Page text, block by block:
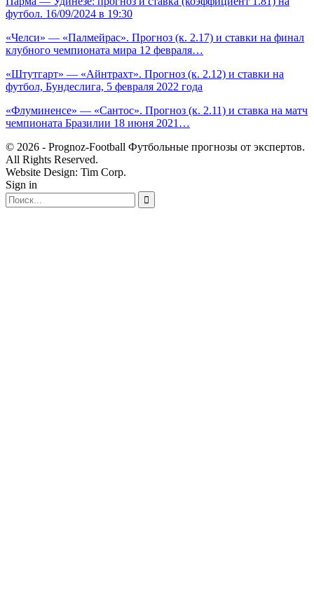
футбол. 16/09/2024 в 19:30
«Челси» — «Палмейрас». Прогноз (к. 2.17) и ставки на финал
клубного чемпионата мира 12 февраля…
«Штутгарт» — «Айнтрахт». Прогноз (к. 2.12) и ставки на
футбол, Бундеслига, 5 февраля 2022 года
«Флуминенсе» — «Сантос». Прогноз (к. 2.11) и ставка на матч
чемпионата Бразилии 18 июня 2021…
© 2026 - Prognoz-Football Футбольные прогнозы от экспертов.
All Rights Reserved.
Website Design: Tim Corp.
Sign in